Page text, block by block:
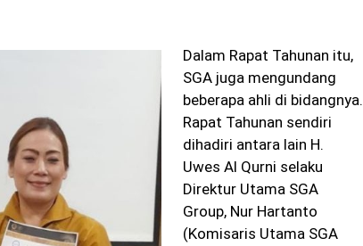
Dalam Rapat Tahunan itu,
SGA juga mengundang
beberapa ahli di bidangnya.
Rapat Tahunan sendiri
dihadiri antara lain H.
Uwes Al Qurni selaku
Direktur Utama SGA
Group, Nur Hartanto
(Komisaris Utama SGA